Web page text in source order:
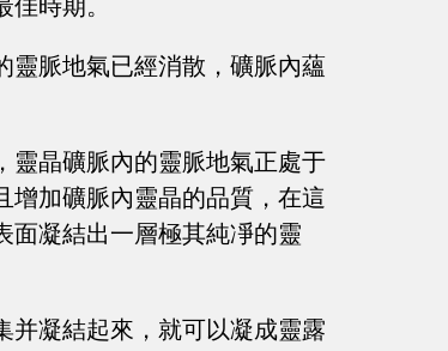
時期。
靈脈地氣已經消散，礦脈內蘊
靈晶礦脈內的靈脈地氣正處于
增加礦脈內靈晶的品質，在這
面凝結出一層極其純凈的靈
并凝結起來，就可以凝成靈露